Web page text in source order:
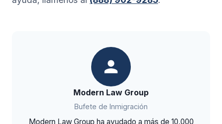
Modern Law Group
Bufete de Inmigración
Modern Law Group ha ayudado a más de 10,000